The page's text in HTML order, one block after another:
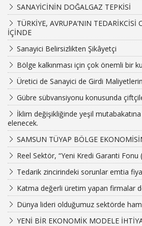
SANAYİCİNİN DOĞALGAZ TEPKİSİ
TÜRKİYE, AVRUPA’NIN TEDARİKCİSİ
İÇİNDE
Sanayici Belirsizlikten Şikâyetçi
Bölge kalkınması için çok önemli bir
Üretici de Sanayici de Girdi
Gübre sübvansiyonu konusunda
İklim değişikliğinde yeşil
elenecek.
SAMSUN TÜYAP BÖLGE
Reel Sektör, “Yeni Kredi Garanti Fonu
Tedarik zincirindeki sorunlar emtia
Katma değerli üretim yapan firmalar
Dünya lideri olduğumuz sektörde
YENİ BİR EKONOMİK MODELE